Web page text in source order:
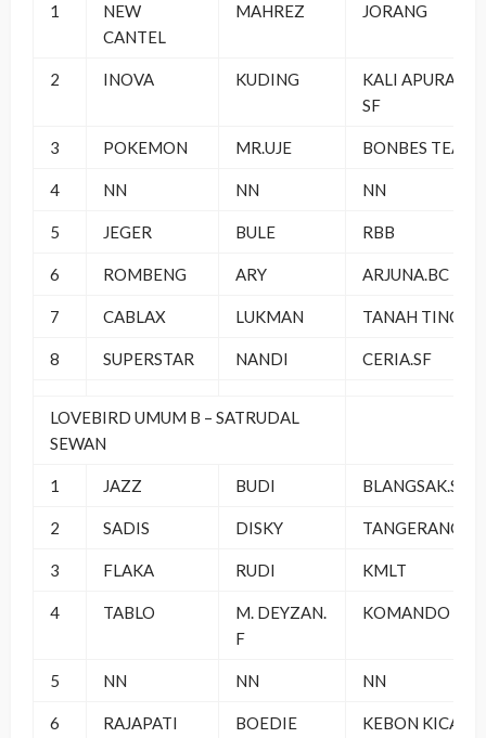
1
NEW
CANTEL
MAHREZ JORANG
2 INOVA KUDING
KALI APURAN
SF
3 POKEMON MR.UJE BONBES TEAM
4 NN NN NN
5 JEGER BULE RBB
6 ROMBENG ARY ARJUNA.BC
7 CABLAX LUKMAN TANAH TINGGI
8 SUPERSTAR NANDI CERIA.SF
LOVEBIRD UMUM B – SATRUDAL
SEWAN
1 JAZZ BUDI BLANGSAK.SF
2 SADIS DISKY TANGERANG
3 FLAKA RUDI KMLT
4 TABLO
M. DEYZAN.
F
KOMANDO SF
5 NN NN NN
6 RAJAPATI BOEDIE
KEBON KICAU